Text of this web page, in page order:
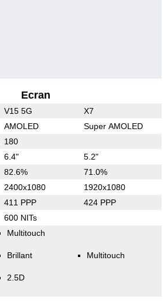
Ecran
V15 5G X7
AMOLED Super AMOLED
180
6.4" 5.2"
82.6% 71.0%
2400x1080 1920x1080
411 PPP 424 PPP
600 NITs
Multitouch
Brillant
2.5D
Multitouch